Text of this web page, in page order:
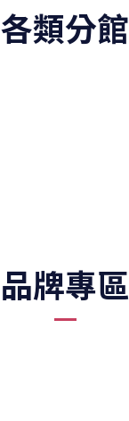
各類分館
品牌專區